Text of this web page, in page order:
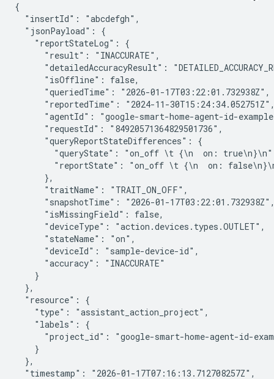
{
  "insertId": "abcdefgh",
  "jsonPayload": {
    "reportStateLog": {
      "result": "INACCURATE",
"detailedAccuracyResult":
      "isOffline": false,
      "queriedTime": "2026-01-17T03:22:01.732938Z",
"reportedTime": "2024-11-
"agentId": "google-smart-home-agent-id-
      "requestId": "84920571364829501736",
      "queryReportStateDifferences": {
"queryState": "on_off \t {\n  on:
"reportState": "on_off \t {\n  on:
      },
      "traitName": "TRAIT_ON_OFF",
"snapshotTime": "2026-01-
      "isMissingField": false,
      "deviceType": "action.devices.types.OUTLET",
      "stateName": "on",
      "deviceId": "sample-device-id",
      "accuracy": "INACCURATE"
    }
  },
  "resource": {
    "type": "assistant_action_project",
    "labels": {
"project_id": "google-smart-home-agent-id-
    }
  },
  "timestamp": "2026-01-17T07:16:13.712708257Z",